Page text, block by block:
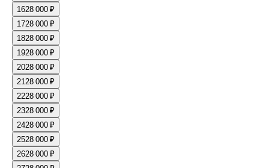
1628 000 ₽
1728 000 ₽
1828 000 ₽
1928 000 ₽
2028 000 ₽
2128 000 ₽
2228 000 ₽
2328 000 ₽
2428 000 ₽
2528 000 ₽
2628 000 ₽